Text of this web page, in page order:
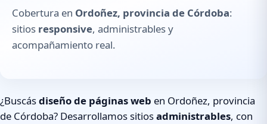
Cobertura en Ordoñez, provincia de Córdoba:
sitios responsive, administrables y
acompañamiento real.
¿Buscásdiseño de páginas web en Ordoñez, provincia
de Córdoba? Desarrollamos sitiosadministrables, con